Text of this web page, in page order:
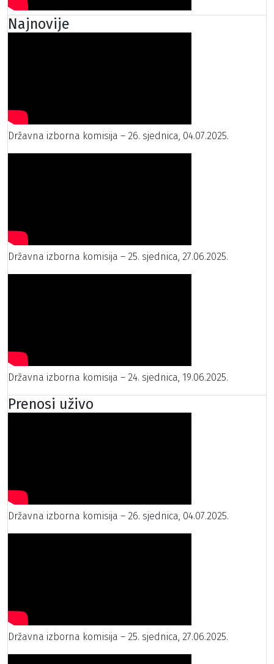
Najnovije
Državna izborna komisija – 26. sjednica, 04.07.2025.
Državna izborna komisija – 25. sjednica, 27.06.2025.
Državna izborna komisija – 24. sjednica, 19.06.2025.
Prenosi uživo
Državna izborna komisija – 26. sjednica, 04.07.2025.
Državna izborna komisija – 25. sjednica, 27.06.2025.